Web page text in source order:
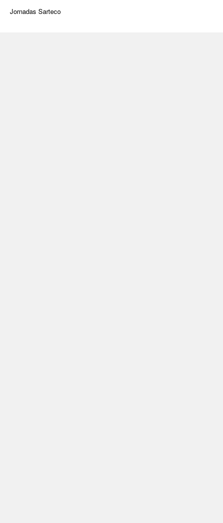
Jornadas Sarteco